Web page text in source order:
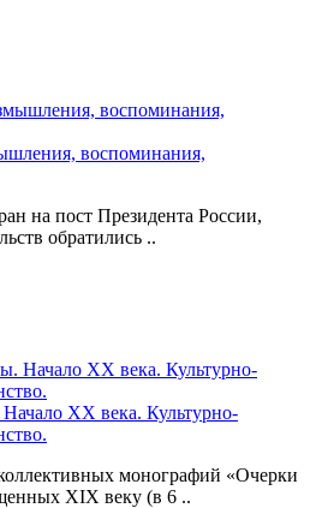
воспоминания,
на пост Президента России,
обратились ..
XX века. Культурно-
монографий «Очерки
XIX веку (в 6 ..